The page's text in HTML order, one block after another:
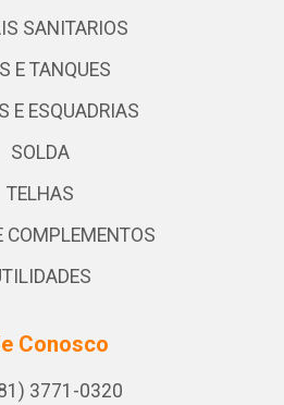
SANITARIOS
E TANQUES
E ESQUADRIAS
SOLDA
TELHAS
COMPLEMENTOS
Conosco
3771-0320